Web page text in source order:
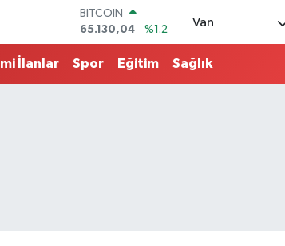
DOLAR
47,7069
%0.17
EURO
55,0265
%0.01
Van
İlanlar Spor Eğitim Sağlık